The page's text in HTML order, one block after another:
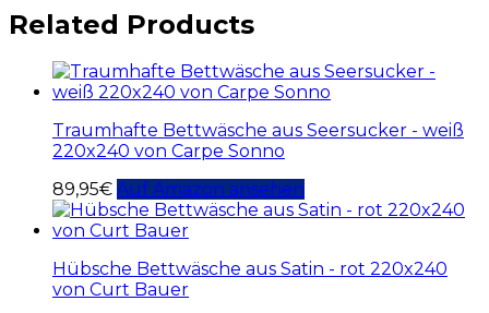
Related Products
Traumhafte Bettwäsche aus Seersucker - weiß
220x240 von Carpe Sonno
89,95€ Auf Amazon ansehen
Hübsche Bettwäsche aus Satin - rot 220x240
von Curt Bauer